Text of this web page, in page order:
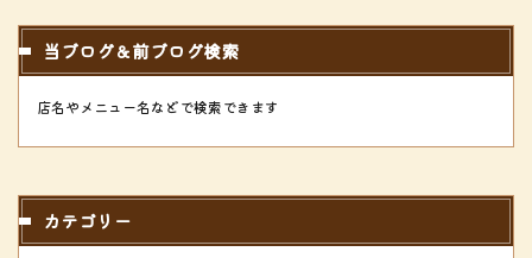
当ブログ＆前ブログ検索
店名やメニュー名などで検索できます
カテゴリー